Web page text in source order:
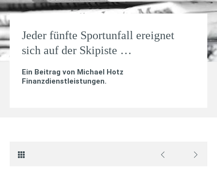
Jeder fünfte Sportunfall ereignet
sich auf der Skipiste …
Ein Beitrag von Michael Hotz
Finanzdienstleistungen.